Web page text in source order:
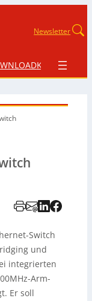
Newsletter
KONTAKT
Switch
und
integrierten
Arm-
Er soll